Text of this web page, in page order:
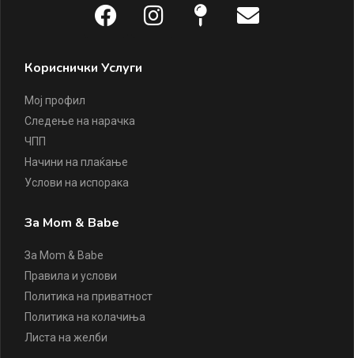
Кориснички Услуги
Мој профил
Следење на нарачка
ЧПП
Начини на плаќање
Услови на испорака
За Mom & Babe
За Mom & Babe
Правила и услови
Политика на приватност
Политика на колачиња
Листа на желби